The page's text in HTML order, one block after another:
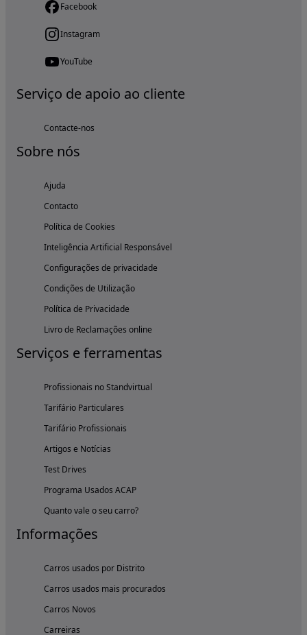
Facebook
Instagram
YouTube
Serviço de apoio ao cliente
Contacte-nos
Sobre nós
Ajuda
Contacto
Política de Cookies
Inteligência Artificial Responsável
Configurações de privacidade
Condições de Utilização
Política de Privacidade
Livro de Reclamações online
Serviços e ferramentas
Profissionais no Standvirtual
Tarifário Particulares
Tarifário Profissionais
Artigos e Notícias
Test Drives
Programa Usados ACAP
Quanto vale o seu carro?
Informações
Carros usados por Distrito
Carros usados mais procurados
Carros Novos
Carreiras